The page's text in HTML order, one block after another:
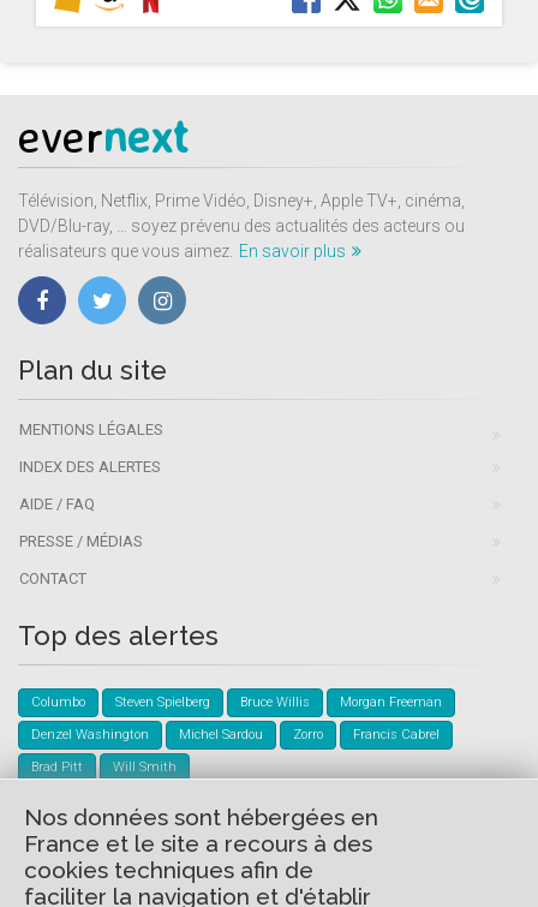
evernext
Télévision, Netflix, Prime Vidéo, Disney+, Apple TV+, cinéma,
DVD/Blu-ray, … soyez prévenu des actualités des acteurs ou
réalisateurs que vous aimez. En savoir plus
Plan du site
MENTIONS LÉGALES
INDEX DES ALERTES
AIDE / FAQ
PRESSE / MÉDIAS
CONTACT
Top des alertes
Columbo Steven Spielberg Bruce Willis Morgan Freeman
Denzel Washington Michel Sardou Zorro Francis Cabrel
Brad Pitt Will Smith
Créer mon compte
Créez gratuitement votre compte Evernext pour ne plus jamais
Nos données sont hébergées en
France et le site a recours à des
cookies techniques afin de
faciliter la navigation et d'établir